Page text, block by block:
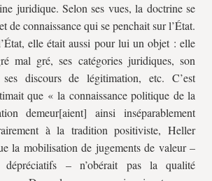
juridique. Selon ses vues, la doctrine se
de connaissance qui se penchait sur l’État.
elle était aussi pour lui un objet : elle
mal gré, ses catégories juridiques, son
discours de légitimation, etc. C’est
que « la connaissance politique de la
demeur[aient] ainsi inséparablement
à la tradition positiviste, Heller
la mobilisation de jugements de valeur –
dépréciatifs – n’obérait pas la qualité